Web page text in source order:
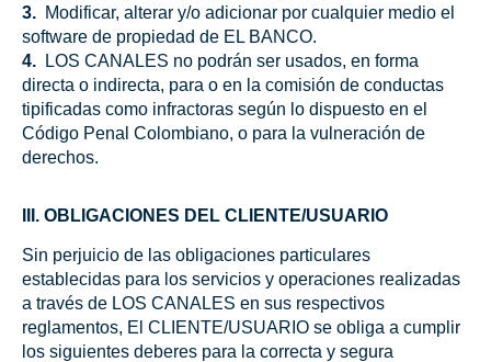
3. Modificar, alterar y/o adicionar por cualquier medio el
software de propiedad de EL BANCO.
4.
LOS CANALES no podrán ser usados, en forma
directa o indirecta, para o en la comisión de conductas
tipificadas como infractoras según lo dispuesto en el
Código Penal Colombiano, o para la vulneración de
derechos.
III. OBLIGACIONES DEL CLIENTE/USUARIO
Sin perjuicio de las obligaciones particulares
establecidas para los servicios y operaciones realizadas
a través de LOS CANALES en sus respectivos
reglamentos, El CLIENTE/USUARIO se obliga a cumplir
los siguientes deberes para la correcta y segura